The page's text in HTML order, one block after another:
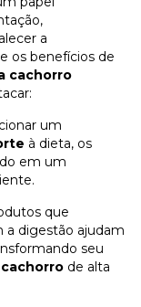
a
os benefícios de
cachorro
um
à dieta, os
em um
que
a digestão ajudam
seu
de alta